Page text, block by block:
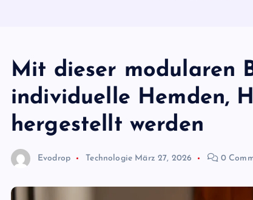
Mit dieser modularen
individuelle Hemden,
hergestellt werden
Evodrop Technologie März 27, 2026 0